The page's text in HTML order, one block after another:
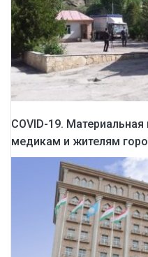
COVID-19.
медикам и жителям